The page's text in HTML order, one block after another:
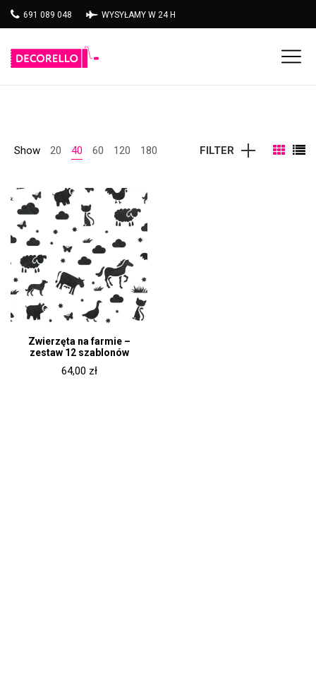
691 089 048 WYSYŁAMY W 24 H
Show 20 40 60 120 180 FILTER
Zwierzęta na farmie –
zestaw 12 szablonów
64,00 zł